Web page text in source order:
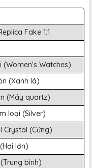
Fake 1:1
(Women's Watches)
(Xanh lá)
(Máy quartz)
loại (Silver)
Crystal (Cứng)
lớn)
bình)